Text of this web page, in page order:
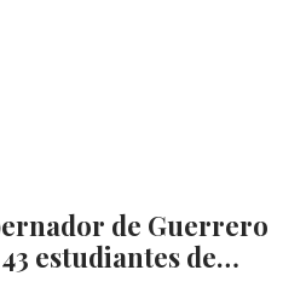
de Guerrero
estudiantes de…